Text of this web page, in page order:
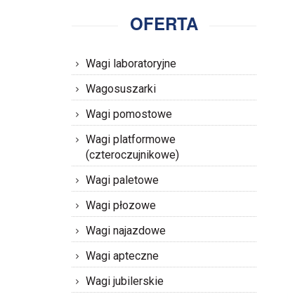
OFERTA
Wagi laboratoryjne
Wagosuszarki
Wagi pomostowe
Wagi platformowe
(czteroczujnikowe)
Wagi paletowe
Wagi płozowe
Wagi najazdowe
Wagi apteczne
Wagi jubilerskie